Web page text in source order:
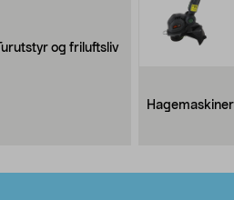
Turutstyr og friluftsliv
Hagemaskiner